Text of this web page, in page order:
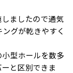
ましたので通気
グが乾きやすく
型ホールを数多
と区別できま